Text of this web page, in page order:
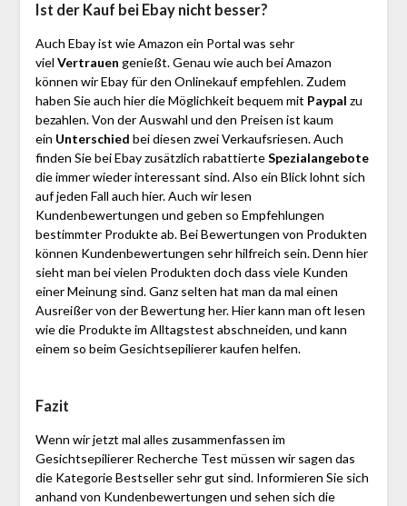
Ist der Kauf bei Ebay nicht besser?
Auch Ebay ist wie Amazon ein Portal was sehr
viel Vertrauen genießt. Genau wie auch bei Amazon
können wir Ebay für den Onlinekauf empfehlen. Zudem
haben Sie auch hier die Möglichkeit bequem mit Paypal zu
bezahlen. Von der Auswahl und den Preisen ist kaum
ein Unterschied bei diesen zwei Verkaufsriesen. Auch
finden Sie bei Ebay zusätzlich rabattierteSpezialangebote
die immer wieder interessant sind. Also ein Blick lohnt sich
auf jeden Fall auch hier. Auch wir lesen
Kundenbewertungen und geben so Empfehlungen
bestimmter Produkte ab. Bei Bewertungen von Produkten
können Kundenbewertungen sehr hilfreich sein. Denn hier
sieht man bei vielen Produkten doch dass viele Kunden
einer Meinung sind. Ganz selten hat man da mal einen
Ausreißer von der Bewertung her. Hier kann man oft lesen
wie die Produkte im Alltagstest abschneiden, und kann
einem so beim Gesichtsepilierer kaufen helfen.
Fazit
Wenn wir jetzt mal alles zusammenfassen im
Gesichtsepilierer Recherche Test müssen wir sagen das
die Kategorie Bestseller sehr gut sind. Informieren Sie sich
anhand von Kundenbewertungen und sehen sich die